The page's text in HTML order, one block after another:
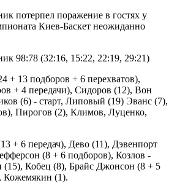
потерпел поражение в гостях у
Киев-Баскет неожиданно
98:78 (32:16, 15:22, 22:19, 29:21)
+ 13 подборов + 6 перехватов),
+ 4 передачи), Сидоров (12), Вон
(6) - старт, Липовый (19) Эванс (7),
Пирогов (2), Климов, Луценко,
+ 6 передач), Дево (11), Дэвенпорт
(8 + 6 подборов), Козлов -
(15), Кобец (8), Брайс Джонсон (8 + 5
Кожемякин (1).